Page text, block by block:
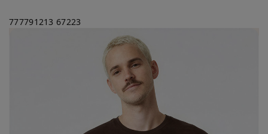
777791213 67223